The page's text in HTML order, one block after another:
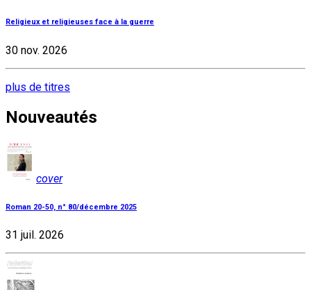
Religieux et religieuses face à la guerre
30 nov. 2026
plus de titres
Nouveautés
cover
Roman 20-50, n° 80/décembre 2025
31 juil. 2026